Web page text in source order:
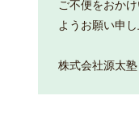
ご不便をおか
ようお願い申し
株式会社源太塾